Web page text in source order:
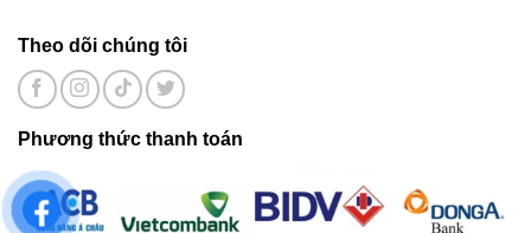
Theo dõi chúng tôi
Phương thức thanh toán